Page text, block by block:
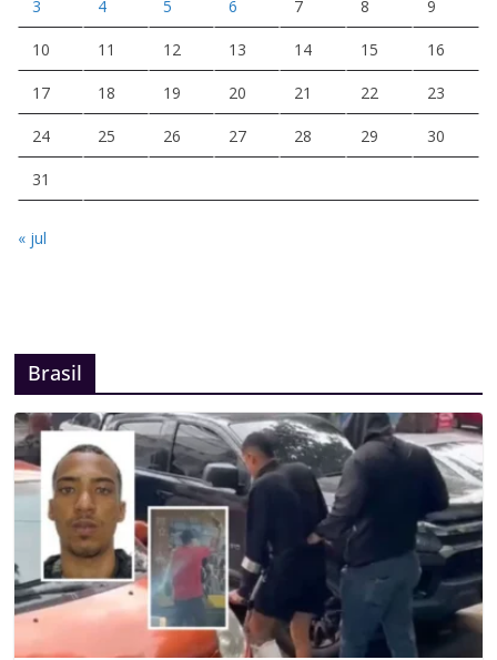
3 4 5 6 7 8 9
10 11 12 13 14 15 16
17 18 19 20 21 22 23
24 25 26 27 28 29 30
31
« jul
Brasil